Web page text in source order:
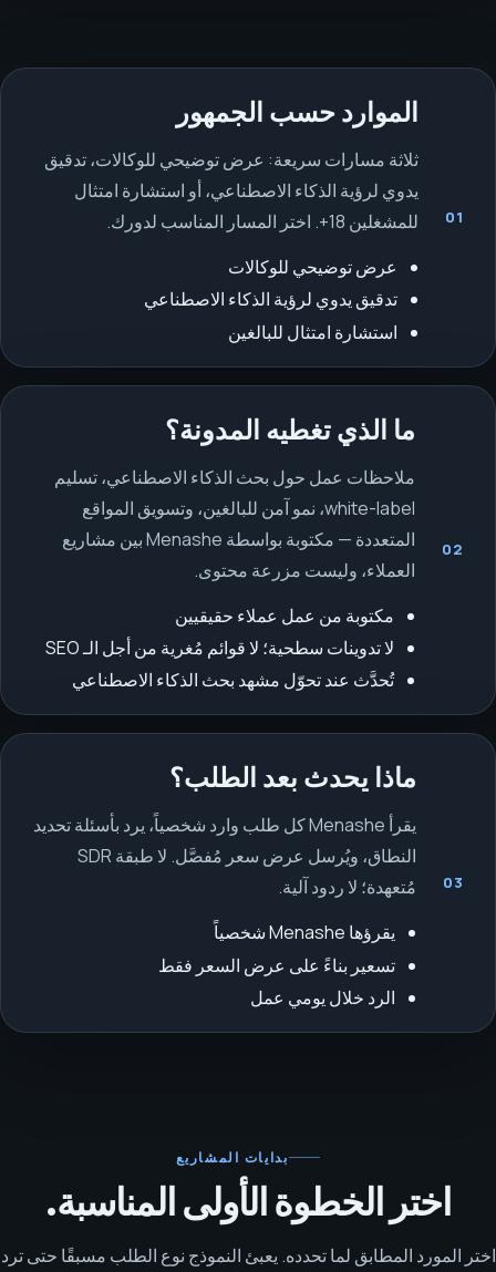
01
الموارد حسب الجمهور
ثلاثة مسارات سريعة: عرض توضيحي للوكالات، تدقيق
يدوي لرؤية الذكاء الاصطناعي، أو استشارة امتثال
للمشغلين 18+. اختر المسار المناسب لدورك.
عرض توضيحي للوكالات
تدقيق يدوي لرؤية الذكاء الاصطناعي
استشارة امتثال للبالغين
02
ما الذي تغطيه المدونة؟
ملاحظات عمل حول بحث الذكاء الاصطناعي، تسليم
white-label، نمو آمن للبالغين، وتسويق المواقع
المتعددة — مكتوبة بواسطة Menashe بين مشاريع
العملاء، وليست مزرعة محتوى.
مكتوبة من عمل عملاء حقيقيين
لا تدوينات سطحية؛ لا قوائم مُغرية من أجل الـ SEO
تُحدَّث عند تحوّل مشهد بحث الذكاء الاصطناعي
03
ماذا يحدث بعد الطلب؟
يقرأ Menashe كل طلب وارد شخصياً، يرد بأسئلة تحديد
النطاق، ويُرسل عرض سعر مُفصَّل. لا طبقة SDR
مُتعهدة؛ لا ردود آلية.
يقرؤها Menashe شخصياً
تسعير بناءً على عرض السعر فقط
الرد خلال يومي عمل
بدايات المشاريع
اختر الخطوة الأولى المناسبة.
اختر المورد المطابق لما تحدده. يعبئ النموذج نوع الطلب مسبقًا حتى ترد